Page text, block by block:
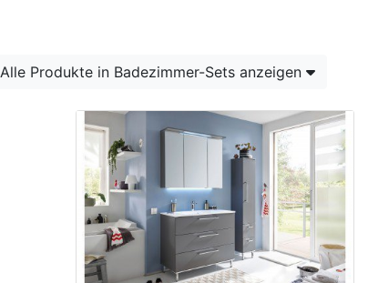
Alle Produkte in Badezimmer-Sets anzeigen